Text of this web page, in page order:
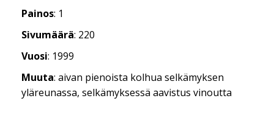
Painos: 1
Sivumäärä: 220
Vuosi: 1999
Muuta: aivan pienoista kolhua selkämyksen
yläreunassa, selkämyksessä aavistus vinoutta